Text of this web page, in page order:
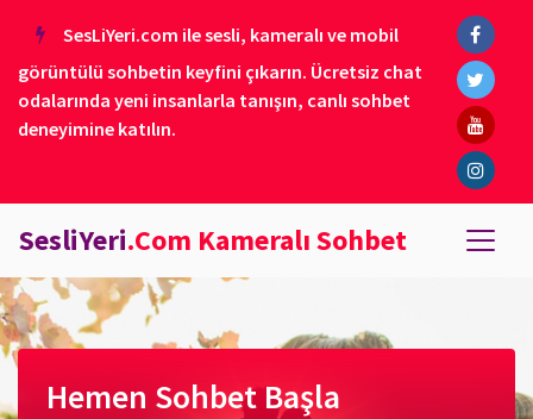
SesLiYeri.com ile sesli, kameralı ve mobil
görüntülü sohbetin keyfini çıkarın. Ücretsiz chat
odalarında yeni insanlarla tanışın, canlı sohbet
deneyimine katılın.
SesliYeri.Com Kameralı Sohbet
Hemen Sohbet Başla